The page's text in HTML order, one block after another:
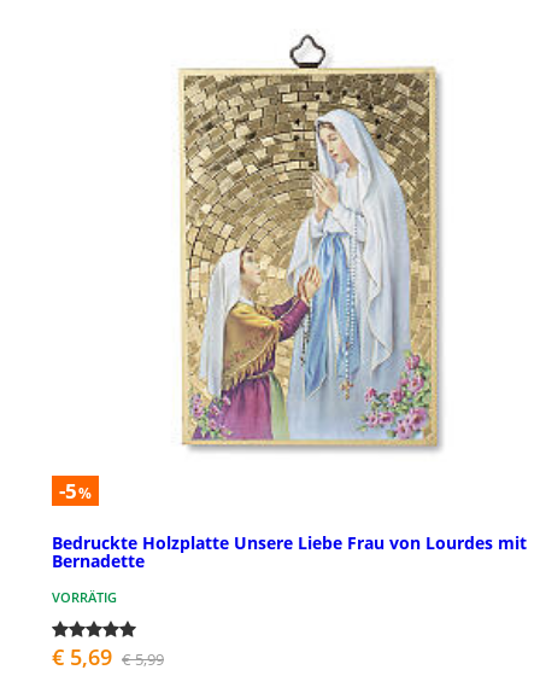
-5%
Bedruckte Holzplatte Unsere Liebe Frau von Lourdes mit
Bernadette
VORRÄTIG
€ 5,69 € 5,99